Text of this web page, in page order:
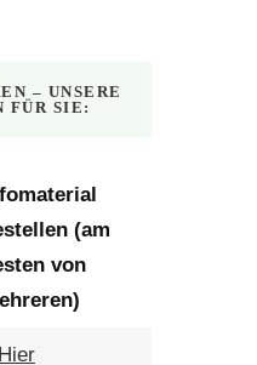
– UNSERE
FÜR SIE:
(am
von
Hier